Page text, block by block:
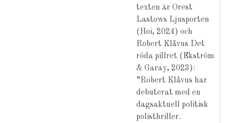
texten är Orest
Lastows Ljusporten
(Hoi, 2024) och
Robert Klåvus Det
röda pillret (Ekström
& Garay, 2023):
”Robert Klåvus har
debuterat med en
dagsaktuell politisk
polisthriller.